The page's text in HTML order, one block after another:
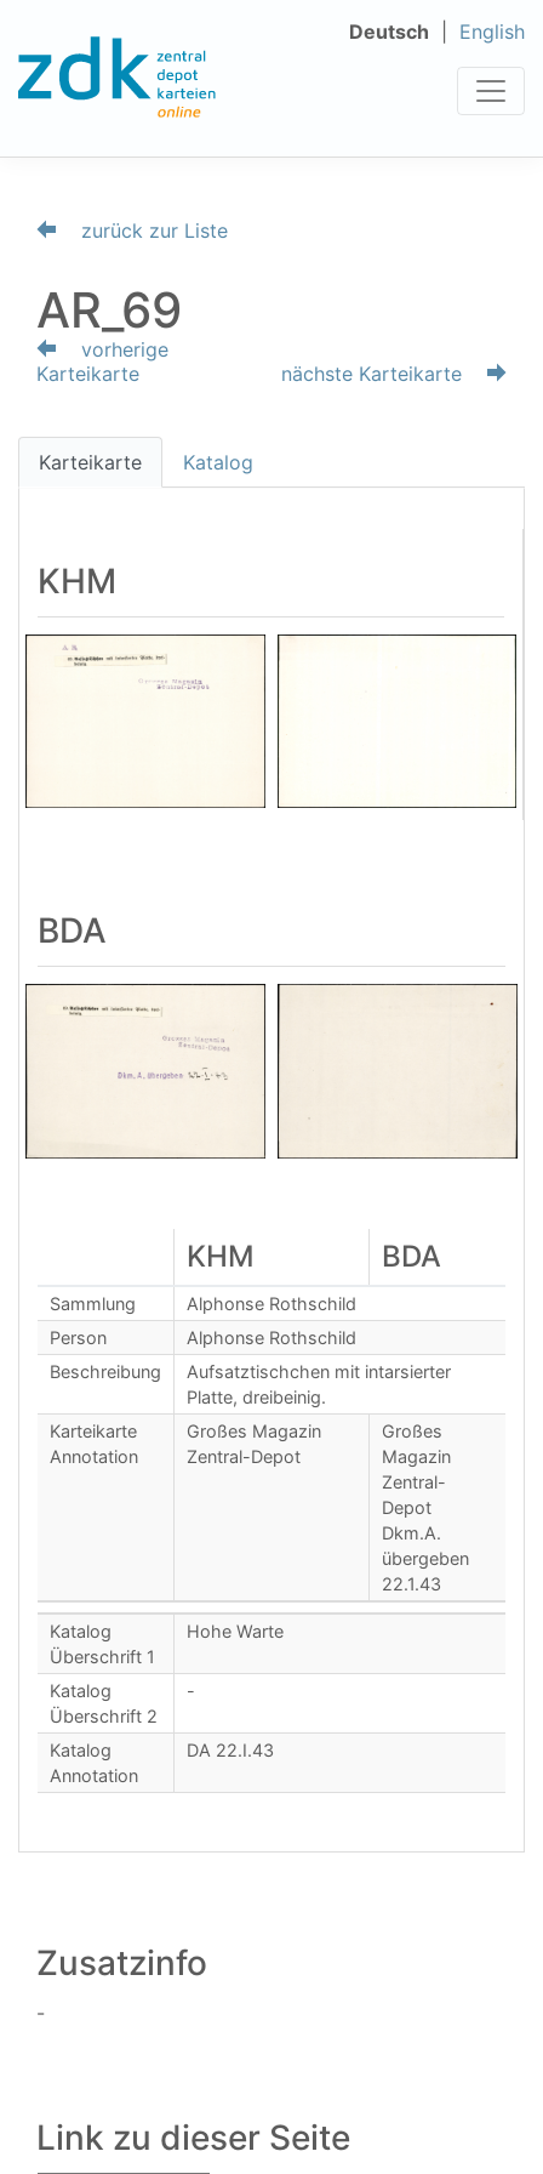
Deutsch English
zurück zur Liste
AR_69
vorherige
Karteikarte
nächste Karteikarte
Karteikarte Katalog
KHM
BDA
KHM BDA
Sammlung
Alphonse Rothschild
Person
Alphonse Rothschild
Beschreibung
Aufsatztischchen mit intarsierter
Platte, dreibeinig.
Karteikarte
Annotation
Großes Magazin
Zentral-Depot
Großes
Magazin
Zentral-
Depot
Dkm.A.
übergeben
22.1.43
Katalog
Überschrift 1
Hohe Warte
Katalog
Überschrift 2
-
Katalog
Annotation
DA 22.I.43
Zusatzinfo
-
Link zu dieser Seite